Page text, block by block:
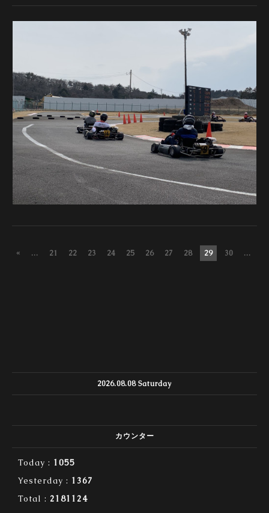
« ... 21 22 23 24 25 26 27 28 29 30 ...
2026.08.08 Saturday
カウンター
Today : 1055
Yesterday : 1367
Total : 2181124